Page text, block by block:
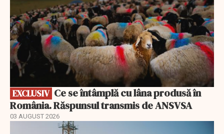
EXCLUSIV
România. Răspunsul transmis de ANSVSA
03 AUGUST 2026